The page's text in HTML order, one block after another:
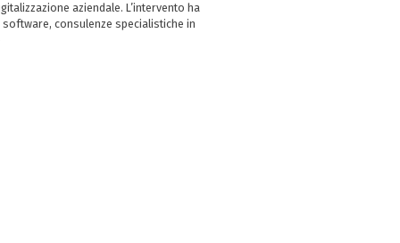
aziendale. L’intervento ha
consulenze specialistiche in